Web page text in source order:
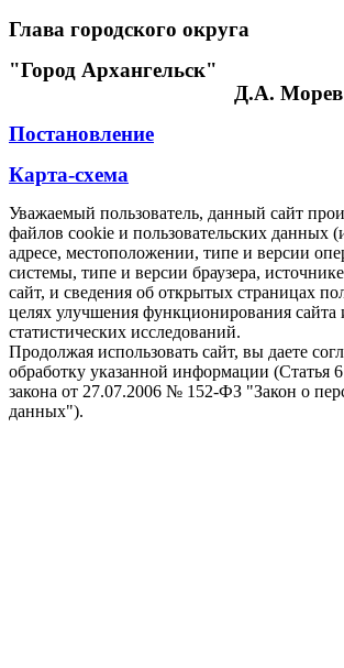
Глава городского округа
"Город Архангельск"
Д.А. Морев
Постановление
Карта-схема
Уважаемый пользователь, данный сайт
файлов cookie и пользовательских данных
адресе, местоположении, типе и версии
системы, типе и версии браузера,
сайт, и сведения об открытых страницах
целях улучшения функционирования сайта
статистических исследований.
Продолжая использовать сайт, вы даете
обработку указанной информации (Статья
закона от 27.07.2006 № 152-ФЗ "Закон о
данных").